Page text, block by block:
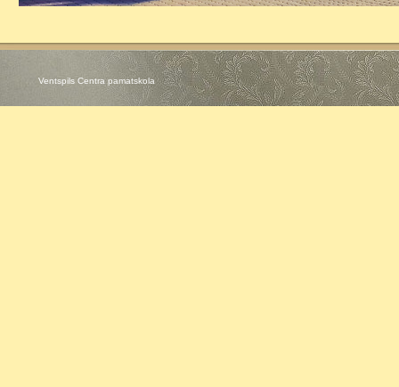
Ventspils Centra pamatskola